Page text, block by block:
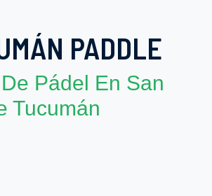
PADDLE
Pádel En San
Tucumán